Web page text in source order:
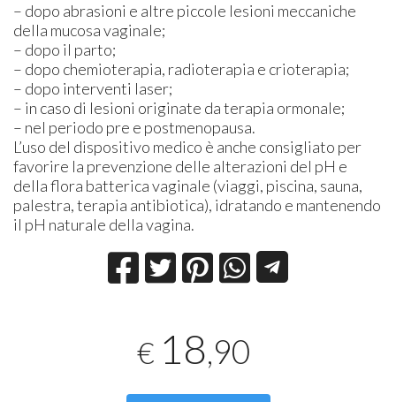
– dopo abrasioni e altre piccole lesioni meccaniche
della mucosa vaginale;
– dopo il parto;
– dopo chemioterapia, radioterapia e crioterapia;
– dopo interventi laser;
– in caso di lesioni originate da terapia ormonale;
– nel periodo pre e postmenopausa.
L’uso del dispositivo medico è anche consigliato per
favorire la prevenzione delle alterazioni del pH e
della flora batterica vaginale (viaggi, piscina, sauna,
palestra, terapia antibiotica), idratando e mantenendo
il pH naturale della vagina.
€ 18,90